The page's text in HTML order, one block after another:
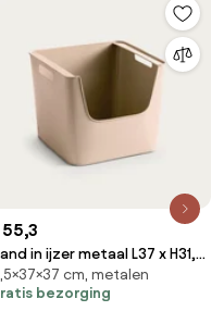
in ijzer metaal L37 x H31,5
Arreglocm, metalen
bezorging